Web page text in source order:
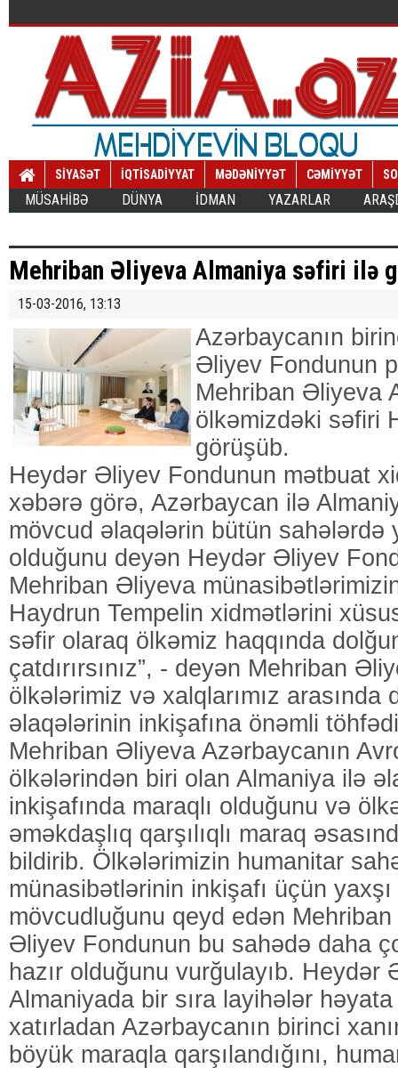
SİYASƏT İQTİSADİYYAT MƏDƏNİYYƏT CƏMİYYƏT
MÜSAHİBƏ DÜNYA İDMAN YAZARLAR
Mehriban Əliyeva Almaniya səfiri ilə
15-03-2016, 13:13
Azərbaycanın
Əliyev Fondunun
Mehriban Əliyeva
ölkəmizdəki səfiri
görüşüb.
Heydər Əliyev Fondunun mətbuat
xəbərə görə, Azərbaycan ilə
mövcud əlaqələrin bütün sahələrdə
olduğunu deyən Heydər Əliyev
Mehriban Əliyeva
Haydrun Tempelin xidmətlərini
səfir olaraq ölkəmiz haqqında
çatdırırsınız”, - deyən Mehriban
ölkələrimiz və xalqlarımız arasında
əlaqələrinin inkişafına önəmli
Mehriban Əliyeva Azərbaycanın
ölkələrindən biri olan Almaniya ilə
inkişafında maraqlı olduğunu və
əməkdaşlıq qarşılıqlı maraq
bildirib. Ölkələrimizin humanitar
münasibətlərinin inkişafı üçün yaxşı
mövcudluğunu qeyd edən
Əliyev Fondunun bu sahədə daha
hazır olduğunu vurğulayıb. Heydər
Almaniyada bir sıra layihələr
xatırladan Azərbaycanın birinci
böyük maraqla qarşılandığını,